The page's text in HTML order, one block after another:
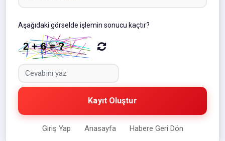
Aşağıdaki görselde işlemin sonucu kaçtır?
Kayıt Oluştur
Giriş Yap Anasayfa Habere Geri Dön